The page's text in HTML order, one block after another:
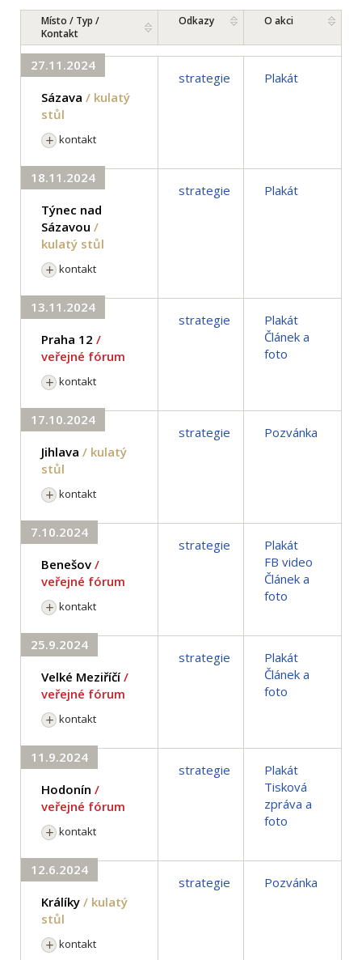
Místo / Typ /
Kontakt
Odkazy O akci
27.11.2024
Sázava / kulatý
stůl
kontakt
strategie Plakát
18.11.2024
Týnec nad
Sázavou /
kulatý stůl
kontakt
strategie Plakát
13.11.2024
Praha 12 /
veřejné fórum
kontakt
strategie
Plakát
Článek a
foto
17.10.2024
Jihlava / kulatý
stůl
kontakt
strategie Pozvánka
7.10.2024
Benešov /
veřejné fórum
kontakt
strategie
Plakát
FB video
Článek a
foto
25.9.2024
Velké Meziříčí /
veřejné fórum
kontakt
strategie
Plakát
Článek a
foto
11.9.2024
Hodonín /
veřejné fórum
kontakt
strategie
Plakát
Tisková
zpráva a
foto
12.6.2024
Králíky / kulatý
stůl
kontakt
strategie Pozvánka